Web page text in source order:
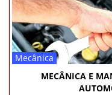
Mecânica
MECÂNICA E